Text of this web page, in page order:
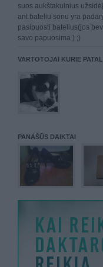
suos aukštakulnius
ant bateliu sonu yra
pasipuosti batelius(jos
savo papuosima ) ;)
VARTOTOJAI KURIE
PANAŠŪS DAIKTAI